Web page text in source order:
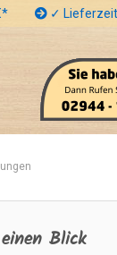
✓
Blick